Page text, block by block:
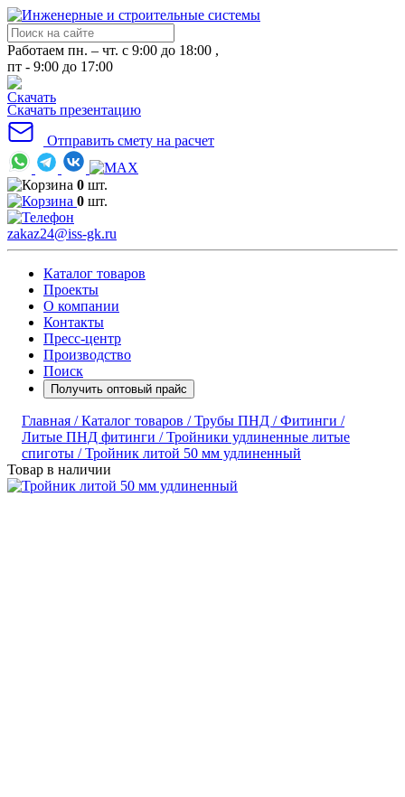
Работаем пн. – чт. с 9:00 до 18:00 ,
пт - 9:00 до 17:00
Скачать презентацию
Отправить смету на расчет
0 шт.
0 шт.
zakaz24@iss-gk.ru
Каталог товаров
Проекты
О компании
Контакты
Пресс-центр
Производство
Поиск
Получить оптовый прайс
Главная /Каталог товаров /Трубы ПНД /Фитинги /
Литые ПНД фитинги /Тройники удлиненные литые
спиготы /Тройник литой 50 мм удлиненный
Товар в наличии